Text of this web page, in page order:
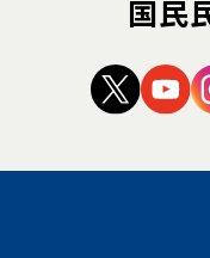
国民
（新し